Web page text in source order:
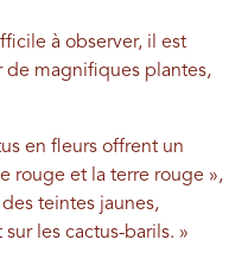
à observer, il est
de magnifiques plantes,
en fleurs offrent un
rouge et la terre rouge »,
teintes jaunes,
les cactus-barils. »